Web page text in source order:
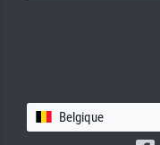
Belgique